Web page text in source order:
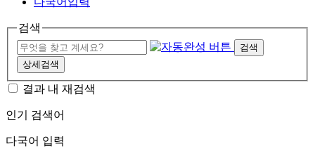
검색
검색
상세검색
결과 내 재검색
인기 검색어
다국어 입력